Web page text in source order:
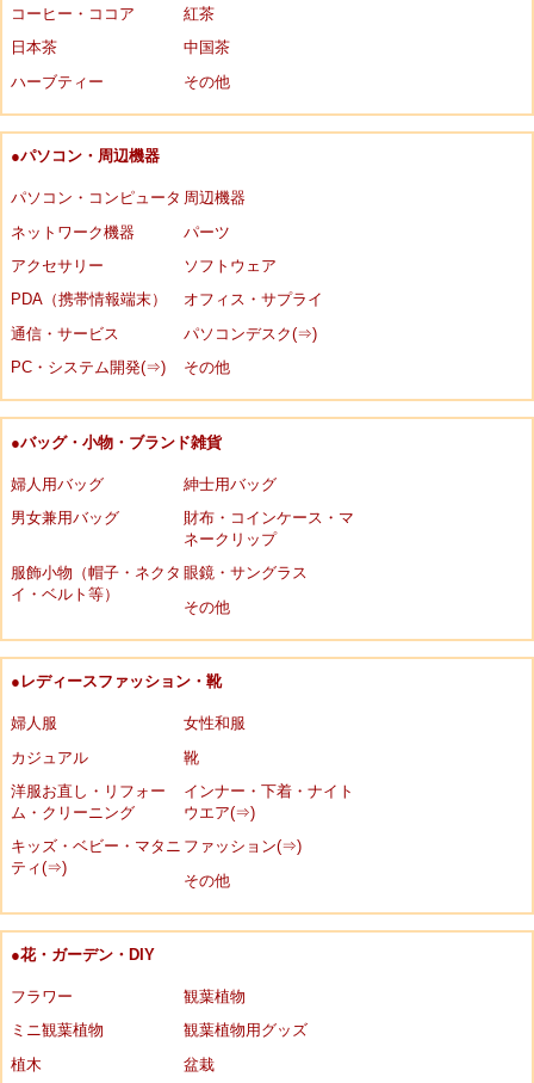
コーヒー・ココア
紅茶
日本茶
中国茶
ハーブティー
その他
●パソコン・周辺機器
パソコン・コンピュータ 周辺機器
ネットワーク機器
パーツ
アクセサリー
ソフトウェア
PDA（携帯情報端末）
オフィス・サプライ
通信・サービス
パソコンデスク(⇒)
PC・システム開発(⇒)
その他
●バッグ・小物・ブランド雑貨
婦人用バッグ
紳士用バッグ
男女兼用バッグ
財布・コインケース・マ
ネークリップ
服飾小物（帽子・ネクタ
イ・ベルト等）
眼鏡・サングラス
その他
●レディースファッション・靴
婦人服
女性和服
カジュアル
靴
洋服お直し・リフォー
ム・クリーニング
インナー・下着・ナイト
ウエア(⇒)
キッズ・ベビー・マタニ
ティ(⇒)
ファッション(⇒)
その他
●花・ガーデン・DIY
フラワー
観葉植物
ミニ観葉植物
観葉植物用グッズ
植木
盆栽